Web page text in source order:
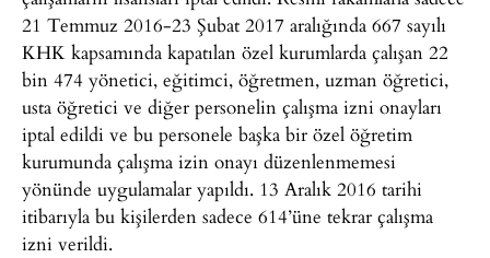
21 Temmuz 2016-23 Şubat 2017 aralığında 667 sayılı
KHK kapsamında kapatılan özel kurumlarda çalışan 22
bin 474 yönetici, eğitimci, öğretmen, uzman öğretici,
usta öğretici ve diğer personelin çalışma izni onayları
iptal edildi ve bu personele başka bir özel öğretim
kurumunda çalışma izin onayı düzenlenmemesi
yönünde uygulamalar yapıldı. 13 Aralık 2016 tarihi
itibarıyla bu kişilerden sadece 614’üne tekrar çalışma
izni verildi.